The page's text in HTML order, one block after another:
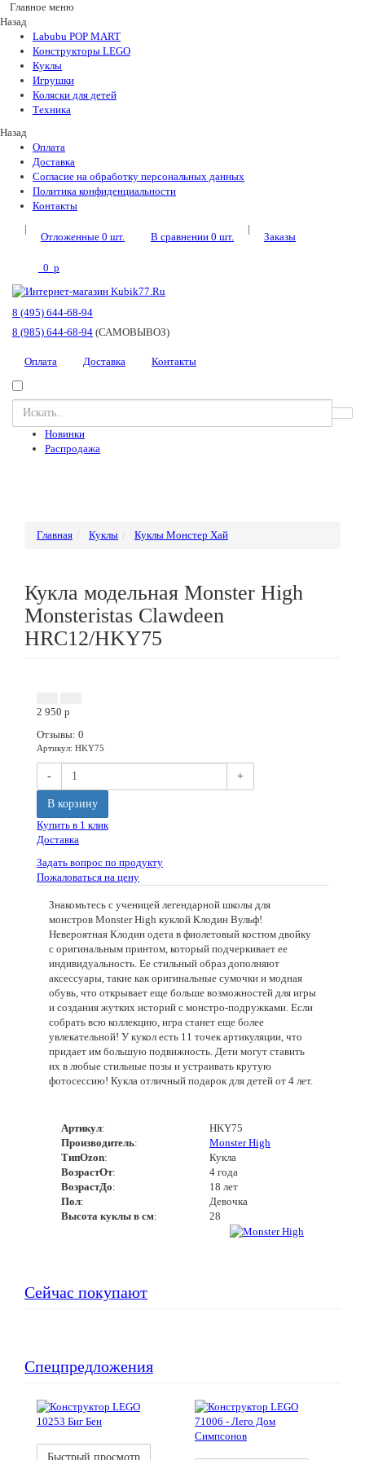
Главное меню
Назад
Labubu POP MART
Конструкторы LEGO
Куклы
Игрушки
Коляски для детей
Техника
Назад
Оплата
Доставка
Согласие на обработку персональных данных
Политика конфиденциальности
Контакты
|
Отложенные 0 шт. В сравнении 0 шт.
|
Заказы
0 p
8 (495) 644-68-94
8 (985) 644-68-94 (САМОВЫВОЗ)
Оплата Доставка Контакты
Новинки
Распродажа
Главная Куклы Куклы Монстер Хай
Кукла модельная Monster High
Monsteristas Clawdeen
HRC12/HKY75
2 950 p
Отзывы: 0
Артикул: HKY75
- +
В корзину
Купить в 1 клик
Доставка
Задать вопрос по продукту
Пожаловаться на цену
Знакомьтесь с ученицей легендарной школы для
монстров Monster High куклой Клодин Вульф!
Невероятная Клодин одета в фиолетовый костюм двойку
с оригинальным принтом, который подчеркивает ее
индивидуальность. Ее стильный образ дополняют
аксессуары, такие как оригинальные сумочки и модная
обувь, что открывает еще больше возможностей для игры
и создания жутких историй с монстро-подружками. Если
собрать всю коллекцию, игра станет еще более
увлекательной! У кукол есть 11 точек артикуляции, что
придает им большую подвижность. Дети могут ставить
их в любые стильные позы и устраивать крутую
фотосессию! Кукла отличный подарок для детей от 4 лет.
Артикул:
HKY75
Производитель:
Monster High
ТипOzon:
Кукла
ВозрастОт:
4 года
ВозрастДо:
18 лет
Пол:
Девочка
Высота куклы в см: 28
Сейчас покупают
Спецпредложения
Быстрый просмотр